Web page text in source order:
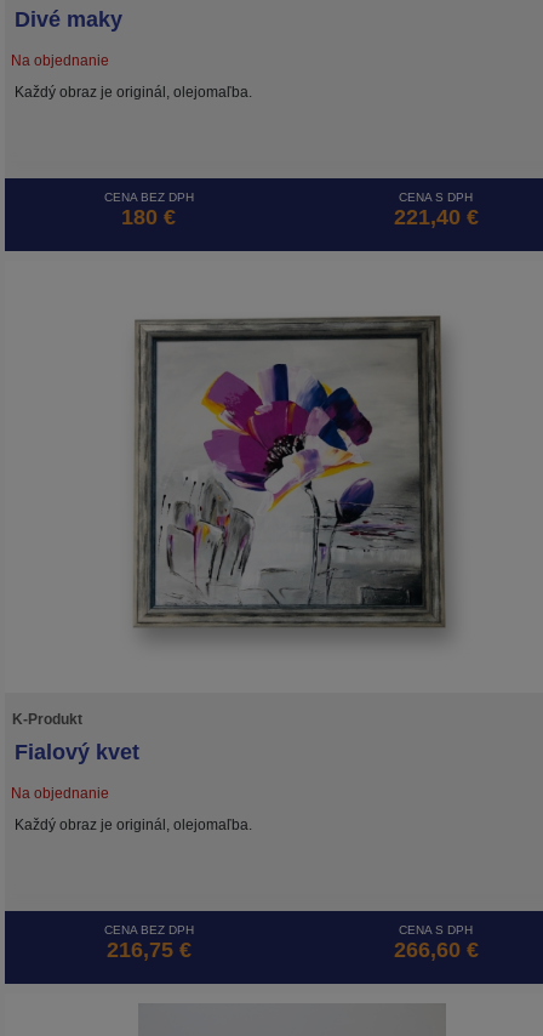
Divé maky
Na objednanie
Každý obraz je originál, olejomaľba.
CENA BEZ DPH
180 €
CENA S DPH
221,40 €
K-Produkt
Fialový kvet
Na objednanie
Každý obraz je originál, olejomaľba.
CENA BEZ DPH
216,75 €
CENA S DPH
266,60 €